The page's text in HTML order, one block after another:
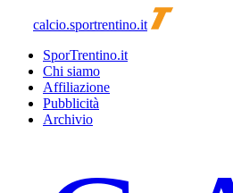
calcio.sportrentino.it
SporTrentino.it
Chi siamo
Affiliazione
Pubblicità
Archivio